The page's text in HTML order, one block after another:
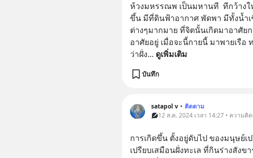
ห้วงมหรรณพ เป็นมหานที  ทีกว้าง
ขึ้น มีที่ดินฟ้าอากาศ พัดพา มีทั้งน้ำ
ต่างๆมากมาย ที่จิตนั้นเกิดมาอาศัย
อาศัยอยู่ เมื่อจะนี้กายนี้ มาพายเรื
ว่าฝั่ง... ดูเพิ่มเติม
บันทึก
satapol​ v • ติดตาม
12 ส.ค. 2024 เวลา 14:27 • ความคิ
การเกิดขึ้น​ ตั้งอยู่​ดับไป​ ของมนุษย์เ
เปรียบเสมือนฝั่งทะเล​ ที่กินร่างสัง